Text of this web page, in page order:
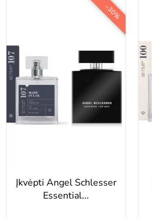
−30%
Įkvėpti Angel Schlesser
Essential...